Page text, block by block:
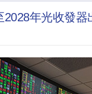
年光收發